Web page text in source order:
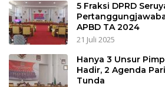
5 Fraksi DPRD
APBD TA 2024
21 Juli 2025
Hanya 3 Unsur
Hadir, 2 Agenda
Tunda